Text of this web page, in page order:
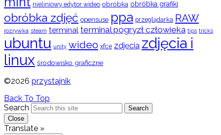
nieliniowy edytor wideo obróbka obróbka grafiki
obróbka zdjęć opensuse ppa przeglądarka RAW
rozrywka steam terminal terminal pogryzł człowieka tips tricks
ubuntu unity wideo xfce zdjęcia zdjęcia i
linux środowisko graficzne
©2026 przystajnik
Back To Top
Search
Search
Close
Translate »